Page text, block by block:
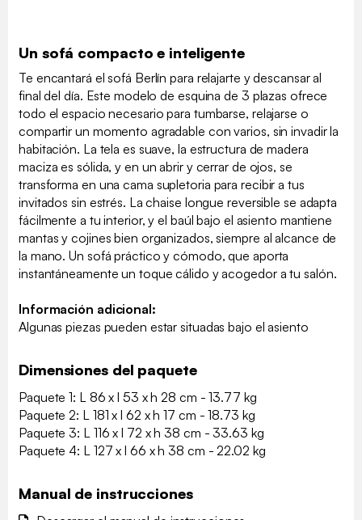
Un sofá compacto e inteligente
Te encantará el sofá Berlín para relajarte y descansar al
final del día. Este modelo de esquina de 3 plazas ofrece
todo el espacio necesario para tumbarse, relajarse o
compartir un momento agradable con varios, sin invadir la
habitación. La tela es suave, la estructura de madera
maciza es sólida, y en un abrir y cerrar de ojos, se
transforma en una cama supletoria para recibir a tus
invitados sin estrés. La chaise longue reversible se adapta
fácilmente a tu interior, y el baúl bajo el asiento mantiene
mantas y cojines bien organizados, siempre al alcance de
la mano. Un sofá práctico y cómodo, que aporta
instantáneamente un toque cálido y acogedor a tu salón.
Información adicional:
Algunas piezas pueden estar situadas bajo el asiento
Dimensiones del paquete
Paquete 1: L 86 x l 53 x h 28 cm - 13.77 kg
Paquete 2: L 181 x l 62 x h 17 cm - 18.73 kg
Paquete 3: L 116 x l 72 x h 38 cm - 33.63 kg
Paquete 4: L 127 x l 66 x h 38 cm - 22.02 kg
Manual de instrucciones